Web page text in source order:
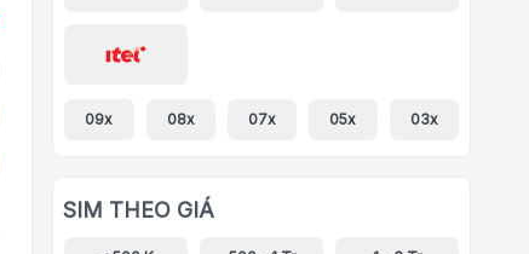
09x 08x 07x 05x 03x
SIM THEO GIÁ